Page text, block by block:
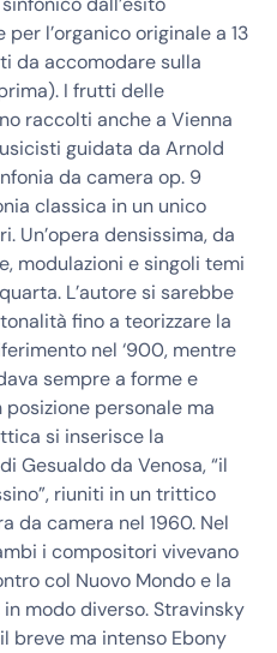
l’organico originale a 13
da accomodare sulla
I frutti delle
raccolti anche a Vienna
guidata da Arnold
da camera op. 9
classica in un unico
Un’opera densissima, da
modulazioni e singoli temi
L’autore si sarebbe
fino a teorizzare la
nel ‘900, mentre
sempre a forme e
personale ma
si inserisce la
Gesualdo da Venosa, “il
riuniti in un trittico
da camera nel 1960. Nel
i compositori vivevano
col Nuovo Mondo e la
modo diverso. Stravinsky
breve ma intenso Ebony